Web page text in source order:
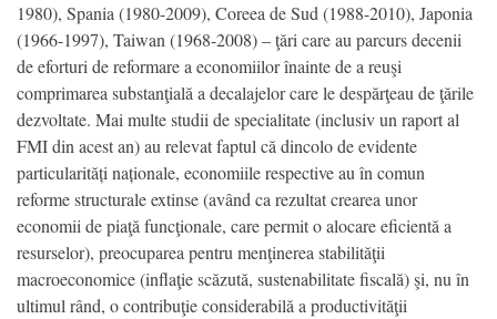
1980), Spania (1980-2009), Coreea de Sud (1988-2010), Japonia
(1966-1997), Taiwan (1968-2008) – ţări care au parcurs decenii
de eforturi de reformare a economiilor înainte de a reuşi
comprimarea substanţială a decalajelor care le despărţeau de ţările
dezvoltate. Mai multe studii de specialitate (inclusiv un raport al
FMI din acest an) au relevat faptul că dincolo de evidente
particularități naționale, economiile respective au în comun
reforme structurale extinse (având ca rezultat crearea unor
economii de piaţă funcţionale, care permit o alocare eficientă a
resurselor), preocuparea pentru menţinerea stabilităţii
macroeconomice (inflaţie scăzută, sustenabilitate fiscală) şi, nu în
ultimul rând, o contribuţie considerabilă a productivităţii